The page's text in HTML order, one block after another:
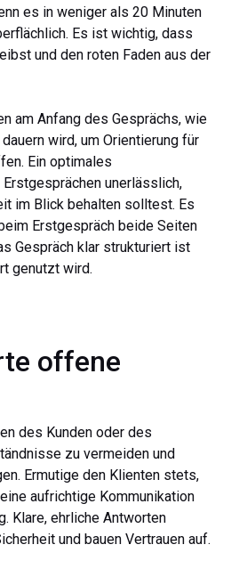
es in weniger als 20 Minuten
Es ist wichtig, dass
und den roten Faden aus der
am Anfang des Gesprächs, wie
wird, um Orientierung für
Ein optimales
unerlässlich,
im Blick behalten solltest. Es
Erstgespräch beide Seiten
Gespräch klar strukturiert ist
genutzt wird.
offene
des Kunden oder des
zu vermeiden und
Ermutige den Klienten stets,
aufrichtige Kommunikation
Klare, ehrliche Antworten
und bauen Vertrauen auf.